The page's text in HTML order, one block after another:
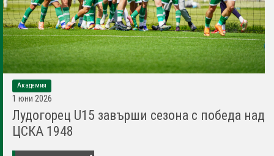
Академия
1 юни 2026
Лудогорец U15 завърши сезона с победа над
ЦСКА 1948